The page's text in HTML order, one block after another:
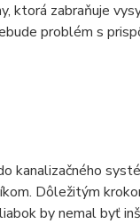
zabraňuje
problém s
kanalizačného
Dôležitým
by nemal byť